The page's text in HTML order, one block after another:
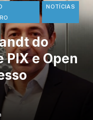
NOTÍCIAS
do
PIX e Open